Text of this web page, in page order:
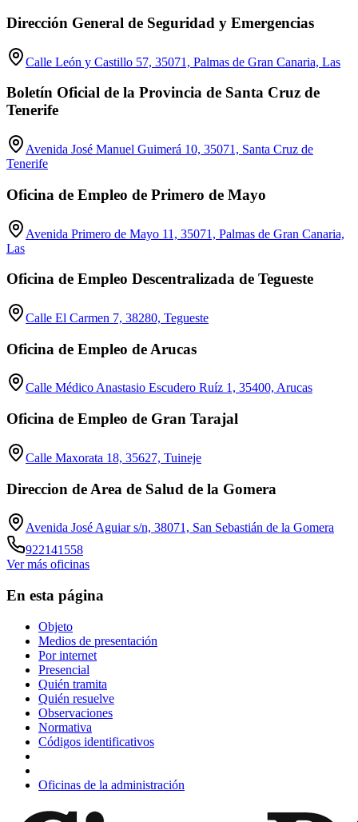
Dirección General de Seguridad y Emergencias
Calle León y Castillo 57, 35071, Palmas de Gran Canaria, Las
Boletín Oficial de la Provincia de Santa Cruz de
Tenerife
Avenida José Manuel Guimerá 10, 35071, Santa Cruz de
Tenerife
Oficina de Empleo de Primero de Mayo
Avenida Primero de Mayo 11, 35071, Palmas de Gran Canaria,
Las
Oficina de Empleo Descentralizada de Tegueste
Calle El Carmen 7, 38280, Tegueste
Oficina de Empleo de Arucas
Calle Médico Anastasio Escudero Ruíz 1, 35400, Arucas
Oficina de Empleo de Gran Tarajal
Calle Maxorata 18, 35627, Tuineje
Direccion de Area de Salud de la Gomera
Avenida José Aguiar s/n, 38071, San Sebastián de la Gomera
922141558
Ver más oficinas
En esta página
Objeto
Medios de presentación
Por internet
Presencial
Quién tramita
Quién resuelve
Observaciones
Normativa
Códigos identificativos
Oficinas de la administración